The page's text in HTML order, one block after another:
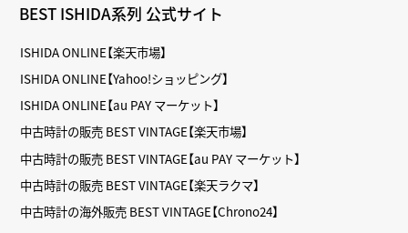
BEST ISHIDA系列 公式サイト
ISHIDA ONLINE【楽天市場】
ISHIDA ONLINE【Yahoo!ショッピング】
ISHIDA ONLINE【au PAY マーケット】
中古時計の販売 BEST VINTAGE【楽天市場】
中古時計の販売 BEST VINTAGE【au PAY マーケット】
中古時計の販売 BEST VINTAGE【楽天ラクマ】
中古時計の海外販売 BEST VINTAGE【Chrono24】